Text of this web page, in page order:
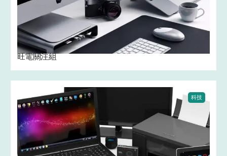
旺電關注組
科技